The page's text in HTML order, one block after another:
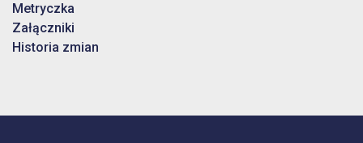
Metryczka
Załączniki
Historia zmian